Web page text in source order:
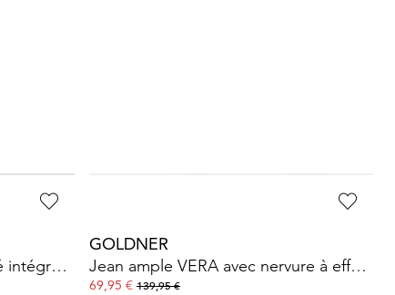
Robe imprimée avec imprimé intégral et ceinture à nouer
GOLDNER
Jean ample VERA avec nervure à effet visuel allongeant
69,95 € 139,95 €